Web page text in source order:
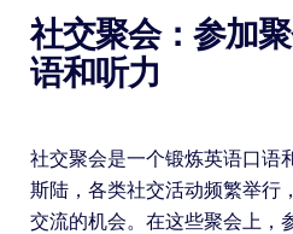
社交聚会：参加
语和听力
社交聚会是一个锻炼英语口语
斯陆，各类社交活动频繁举行
交流的机会。在这些聚会上，